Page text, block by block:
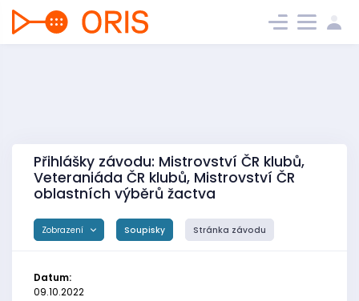
Přihlášky závodu: Mistrovství ČR klubů,
Veteraniáda ČR klubů, Mistrovství ČR
oblastních výběrů žactva
Zobrazení Soupisky Stránka závodu
Datum:
09.10.2022